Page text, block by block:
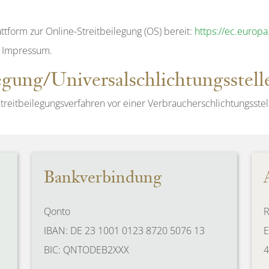
zur Online-Streitbeilegung (OS) bereit: https://
vor einer
Bankverbindung
Qonto
IBAN: DE 23 1001 0123 8720 5076 13
BIC: QNTODEB2XXX